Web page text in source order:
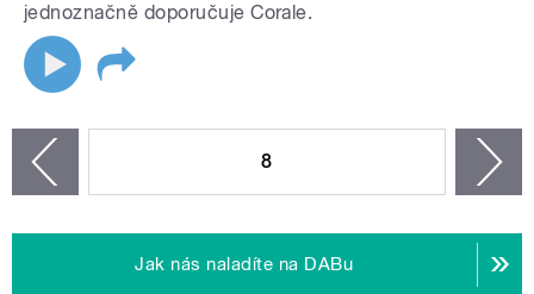
jednoznačně doporučuje Corale.
8
Jak nás naladíte na DABu